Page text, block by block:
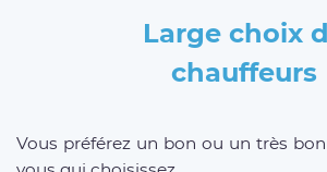
Large choix
chauffeurs
Vous préférez un bon ou un très bon